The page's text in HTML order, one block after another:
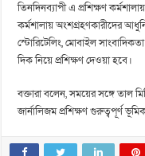
তিনদিনব্যাপী এ প্রশিক্ষণ
কর্মশালায় অংশগ্রহণকারীদের
স্টোরিটেলিং, মোবাইল সাংবাদিকতা
দিক নিয়ে প্রশিক্ষণ দেওয়া হবে।
বক্তারা বলেন, সময়ের সঙ্গে তাল
জার্নালিজম প্রশিক্ষণ গুরুত্বপূর্ণ